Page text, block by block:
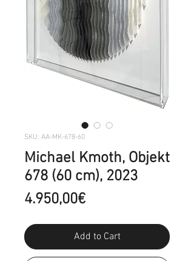
SKU: AA-MK-678-60
Michael Kmoth, Objekt
678 (60 cm), 2023
4.950,00€Price
Add to Cart